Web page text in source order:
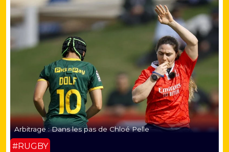
Arbitrage : Dans les pas de Chloé Pelle
#RUGBY